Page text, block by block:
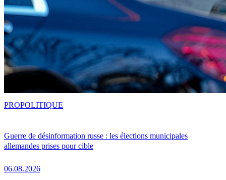
Guerre de désinformation russe : les élections municipales
allemandes prises pour cible
06.08.2026
PROPOLITIQUE